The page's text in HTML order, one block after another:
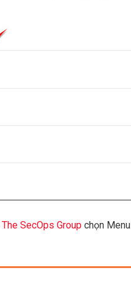
The SecOps Group chọn Menu